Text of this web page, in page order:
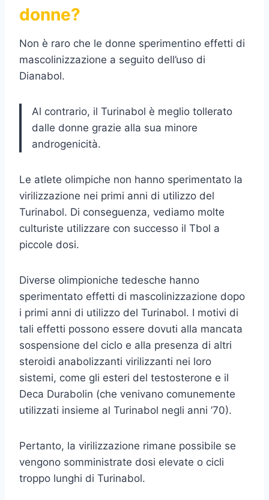
donne?
Non è raro che le donne sperimentino effetti di
mascolinizzazione a seguito dell’uso di
Dianabol.
Al contrario, il Turinabol è meglio tollerato
dalle donne grazie alla sua minore
androgenicità.
Le atlete olimpiche non hanno sperimentato la
virilizzazione nei primi anni di utilizzo del
Turinabol. Di conseguenza, vediamo molte
culturiste utilizzare con successo il Tbol a
piccole dosi.
Diverse olimpioniche tedesche hanno
sperimentato effetti di mascolinizzazione dopo
i primi anni di utilizzo del Turinabol. I motivi di
tali effetti possono essere dovuti alla mancata
sospensione del ciclo e alla presenza di altri
steroidi anabolizzanti virilizzanti nei loro
sistemi, come gli esteri del testosterone e il
Deca Durabolin (che venivano comunemente
utilizzati insieme al Turinabol negli anni ’70).
Pertanto, la virilizzazione rimane possibile se
vengono somministrate dosi elevate o cicli
troppo lunghi di Turinabol.